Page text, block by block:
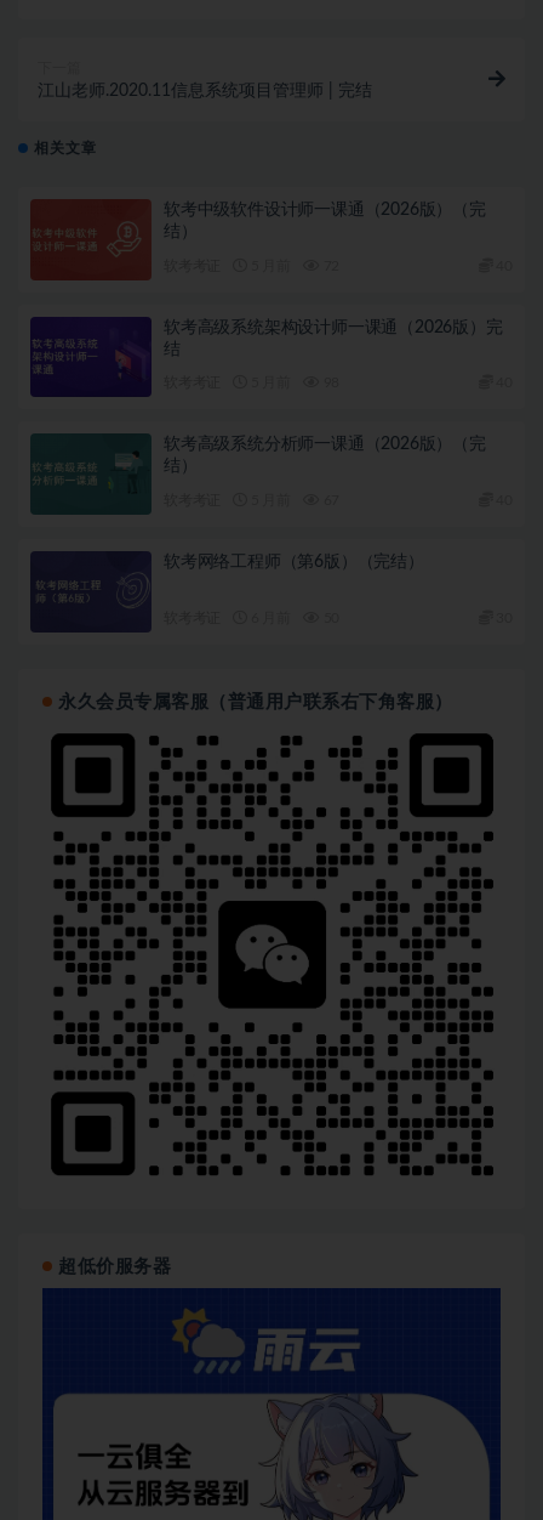
江山老师.2020.11信息系统项目管理师 | 完结
相关文章
软考中级软件设计师一课通（2026版）（完
结）
软考高级系统架构设计师一课通（2026版）完
结
软考高级系统分析师一课通（2026版）（完
结）
软考网络工程师（第6版）（完结）
永久会员专属客服（普通用户联系右下角客服）
超低价服务器